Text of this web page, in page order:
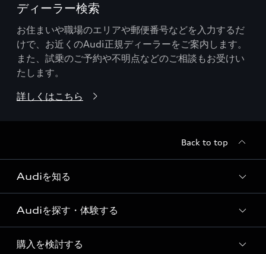
ディーラー検索
お住まいや職場のエリアや郵便番号などを入力するだ
けで、お近くのAudi正規ディーラーをご案内します。
また、試乗のご予約や不明点などのご相談もお受けい
たします。
詳しくはこちら
Back to top
Audiを知る
Audi ブランド
Story of Progress
Audiを探す・体験する
ディーラー検索
購入を検討する